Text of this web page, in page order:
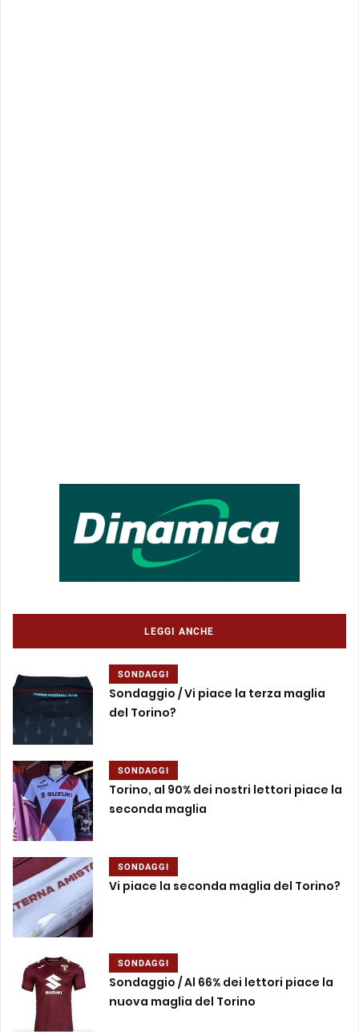
LEGGI ANCHE
SONDAGGI
Sondaggio / Vi piace la terza maglia
del Torino?
SONDAGGI
Torino, al 90% dei nostri lettori piace la
seconda maglia
SONDAGGI
Vi piace la seconda maglia del Torino?
SONDAGGI
Sondaggio / Al 66% dei lettori piace la
nuova maglia del Torino